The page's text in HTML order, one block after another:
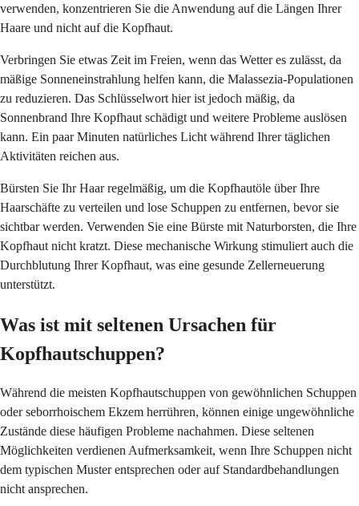
verwenden, konzentrieren Sie die Anwendung auf die Längen Ihrer
Haare und nicht auf die Kopfhaut.
Verbringen Sie etwas Zeit im Freien, wenn das Wetter es zulässt, da
mäßige Sonneneinstrahlung helfen kann, die Malassezia-Populationen
zu reduzieren. Das Schlüsselwort hier ist jedoch mäßig, da
Sonnenbrand Ihre Kopfhaut schädigt und weitere Probleme auslösen
kann. Ein paar Minuten natürliches Licht während Ihrer täglichen
Aktivitäten reichen aus.
Bürsten Sie Ihr Haar regelmäßig, um die Kopfhautöle über Ihre
Haarschäfte zu verteilen und lose Schuppen zu entfernen, bevor sie
sichtbar werden. Verwenden Sie eine Bürste mit Naturborsten, die Ihre
Kopfhaut nicht kratzt. Diese mechanische Wirkung stimuliert auch die
Durchblutung Ihrer Kopfhaut, was eine gesunde Zellerneuerung
unterstützt.
Was ist mit seltenen Ursachen für
Kopfhautschuppen?
Während die meisten Kopfhautschuppen von gewöhnlichen Schuppen
oder seborrhoischem Ekzem herrühren, können einige ungewöhnliche
Zustände diese häufigen Probleme nachahmen. Diese seltenen
Möglichkeiten verdienen Aufmerksamkeit, wenn Ihre Schuppen nicht
dem typischen Muster entsprechen oder auf Standardbehandlungen
nicht ansprechen.